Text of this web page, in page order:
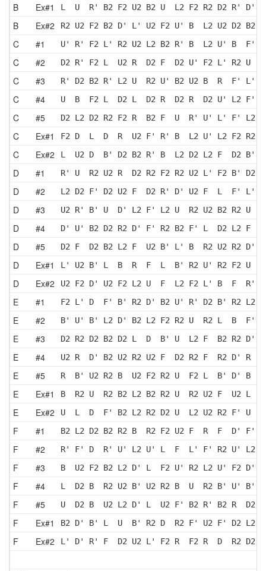
B Ex#1 L  U  R' B2 F2 U2 B2 U  L2 F2 R2 D2 R' D'
B Ex#2 R2 U2 F2 B2 D' L' U2 F2 U' B  L2 U2 D2 B2
C #1 U' R' F2 L' R2 U2 L2 B2 R' B  L2 U' B  F'
C #2 D2 R' F2 L  U2 R  D2 F  D2 U' F2 L' R2 U
C #3 R' D2 B2 R' L2 U  R2 U' B2 U2 B  R  F' L'
C #4 U  B  F2 L  D2 L  D2 R  D2 R  D2 U' L2
C #5 D2 L2 D2 R2 F2 R  B2 F  U  R' U' L' F' L2
C Ex#1 F2 D  L  D  R  U2 F' R' B  L2 U' L2 F2 R2
C Ex#2 L  U2 D  B' D2 B2 R' B  L2 D2 L2 F  D2 B'
D #1 R' U  R2 U2 R  D2 R2 F2 R2 U2 L' F2 B' D2
D #2 L2 D2 F' D2 U2 F  D2 R' D' U2 F  L  F' L' U
D #3 U2 R' B' U  D' L2 F' L2 U  R2 U2 B2 R2 U
D #4 D' U' B2 D2 R2 D' F' R2 B2 F' L  D2 L2 F
D #5 D2 F  D2 B2 L2 F  U2 B' L' B  R2 U2 R2 D'
D Ex#1 L' U2 B' L  B  R  F  L  B' R2 U' R2 F2 U
D Ex#2 U2 F2 D' U2 F2 L2 U  F  L2 F2 L' B  F  R'
E #1 F2 L' D  F' B' R2 D' B2 U' R' D2 B' R2 L2
E #2 B' U' B' L2 D' B2 L2 F2 R2 U  R2 L  B  F'
E #3 D2 R2 D2 B2 D2 L  D  B' U  L2 F  B2 R2 D'
E #4 U2 R  D' B2 U2 R2 U2 F  D2 R2 F  R2 D' R
E #5 R  B' U2 R2 B  U2 F2 R2 U  F2 L  B' D' B
E Ex#1 B  R2 U  R2 B2 L2 B2 R2 U  R2 U2 F  U2 L
E Ex#2 U  L  D  F' B2 L2 R2 D2 U  L2 U2 R2 F' U
F #1 B2 L2 D2 B2 R2 B  R2 F2 U2 F  R  F  D'
F #2 R' F' D  R' U' L2 U' L  F  L' F' R2 U' L2
F #3 B  U2 F2 B2 L2 D' L  F2 U' R2 L2 U' F2 D'
F #4 L  D2 B  R2 U2 B' U2 R2 B  U  R2 B' U' B'
F #5 U  D2 B  U2 L2 D' L  U2 F' B2 R' B2 R  D2
F Ex#1 B2 D' B' L  U  B' R2 D  R2 F' U2 F' D2 L2
F Ex#2 L' D' R' F  D2 U2 L' F2 R  F2 R  D  R2 D2